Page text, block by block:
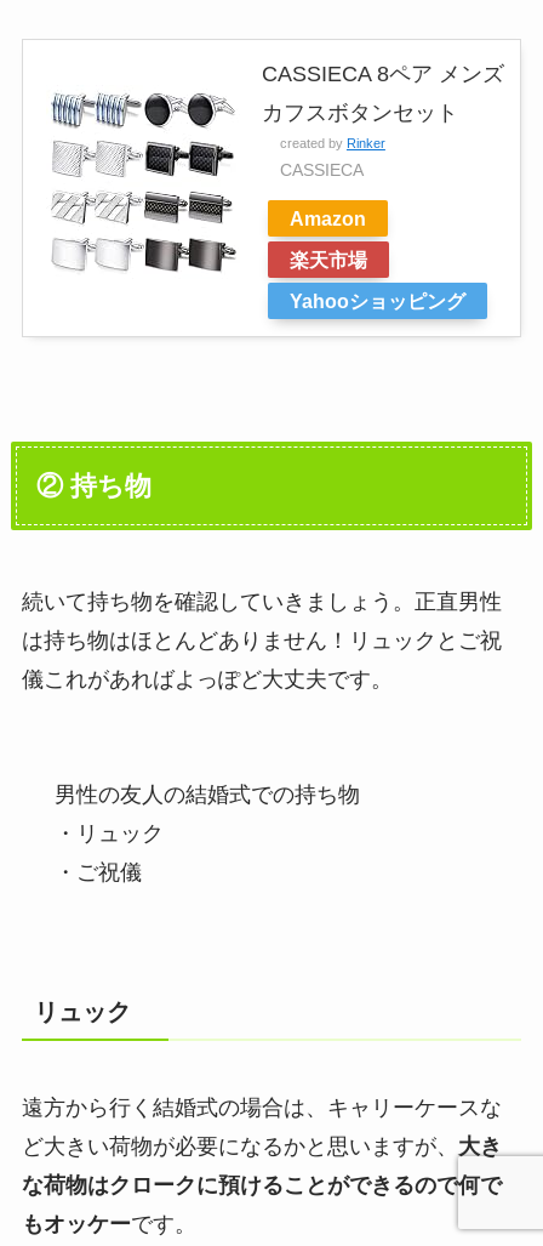
CASSIECA 8ペア メンズ
カフスボタンセット
created by Rinker
CASSIECA
Amazon
楽天市場
Yahooショッピング
② 持ち物
続いて持ち物を確認していきましょう。正直男性
は持ち物はほとんどありません！リュックとご祝
儀これがあればよっぽど大丈夫です。
男性の友人の結婚式での持ち物
・リュック
・ご祝儀
リュック
遠方から行く結婚式の場合は、キャリーケースな
ど大きい荷物が必要になるかと思いますが、 大き
な荷物はクロークに預けることができるので何で
もオッケーです。